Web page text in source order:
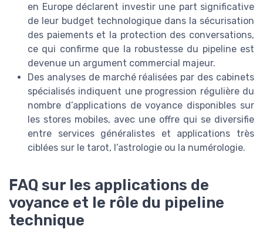
en Europe déclarent investir une part significative
de leur budget technologique dans la sécurisation
des paiements et la protection des conversations,
ce qui confirme que la robustesse du pipeline est
devenue un argument commercial majeur.
Des analyses de marché réalisées par des cabinets
spécialisés indiquent une progression régulière du
nombre d’applications de voyance disponibles sur
les stores mobiles, avec une offre qui se diversifie
entre services généralistes et applications très
ciblées sur le tarot, l’astrologie ou la numérologie.
FAQ sur les applications de
voyance et le rôle du pipeline
technique